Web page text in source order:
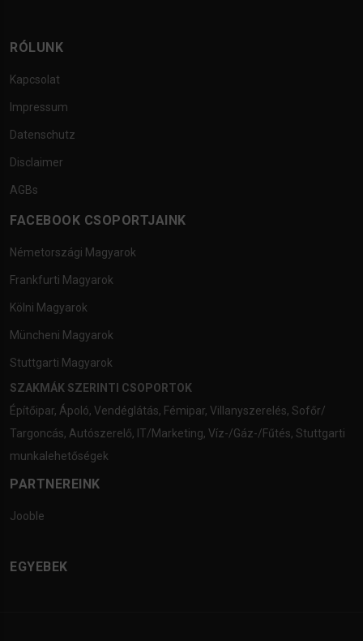
RÓLUNK
Kapcsolat
Impressum
Datenschutz
Disclaimer
AGBs
FACEBOOK CSOPORTJAINK
Németországi Magyarok
Frankfurti Magyarok
Kölni Magyarok
Müncheni Magyarok
Stuttgarti Magyarok
SZAKMÁK SZERINTI CSOPORTOK
Építőipar, Ápoló, Vendéglátás, Fémipar, Villanyszerelés, Sofőr/
Targoncás, Autószerelő, IT/Marketing, Víz-/Gáz-/Fűtés, Stuttgarti
munkalehetőségek
PARTNEREINK
Jooble
EGYEBEK